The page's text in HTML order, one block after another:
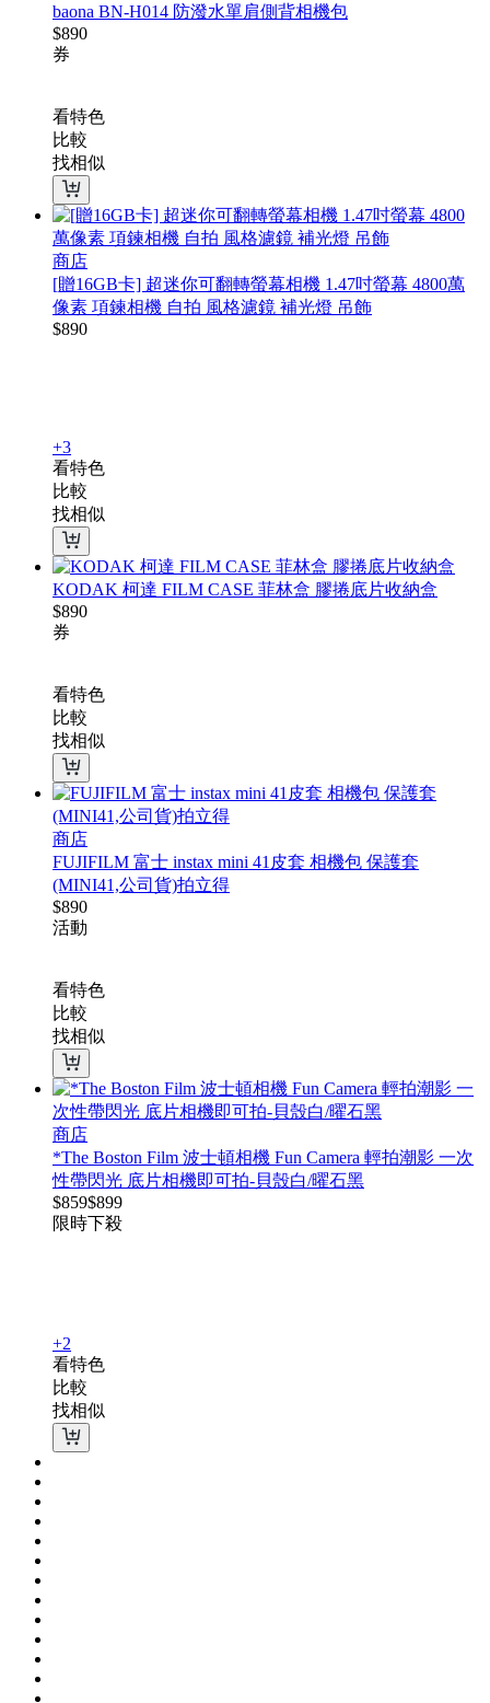
baona BN-H014 防潑水單肩側背相機包
$890
券
看特色
比較
找相似
商店
[贈16GB卡] 超迷你可翻轉螢幕相機 1.47吋螢幕 4800萬
像素 項鍊相機 自拍 風格濾鏡 補光燈 吊飾
$890
+3
看特色
比較
找相似
KODAK 柯達 FILM CASE 菲林盒 膠捲底片收納盒
$890
券
看特色
比較
找相似
商店
FUJIFILM 富士 instax mini 41皮套 相機包 保護套
(MINI41,公司貨)拍立得
$890
活動
看特色
比較
找相似
商店
*The Boston Film 波士頓相機 Fun Camera 輕拍潮影 一次
性帶閃光 底片相機即可拍-貝殼白/曜石黑
$859$899
限時下殺
+2
看特色
比較
找相似